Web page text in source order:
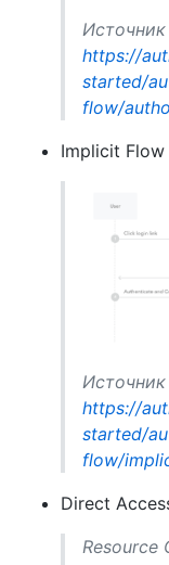
https://
started/
flow/
Implicit Flow
https://
started/
flow/
Direct
Resource